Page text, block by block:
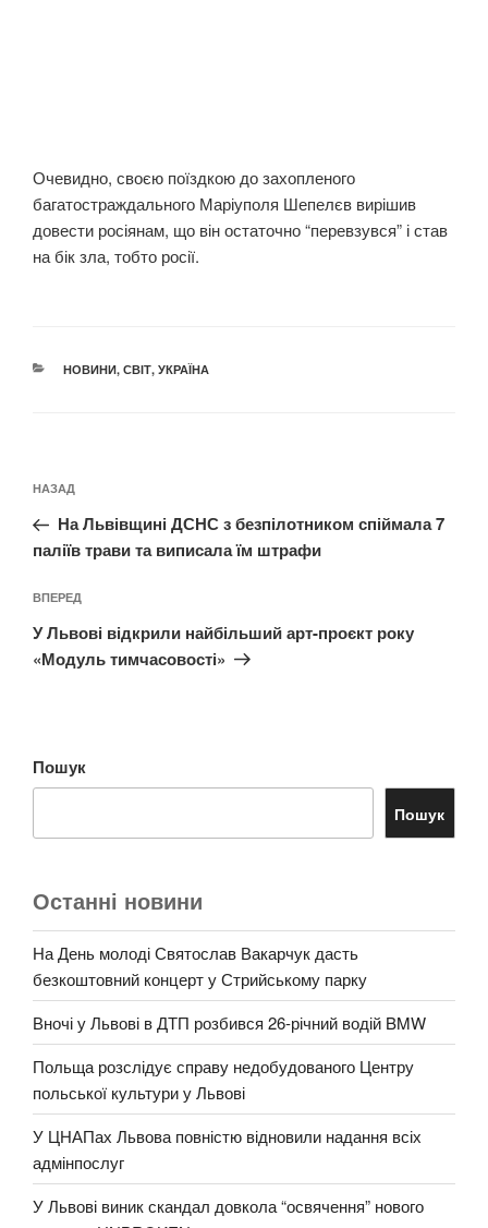
Очевидно, своєю поїздкою до захопленого
багатостраждального Маріуполя Шепелєв вирішив
довести росіянам, що він остаточно “перевзувся” і став
на бік зла, тобто росії.
КАТЕГОРІЇ
НОВИНИ, СВІТ, УКРАЇНА
записів
Попередній
запис:
НАЗАД
На Львівщині ДСНС з безпілотником спіймала 7
паліїв трави та виписала їм штрафи
Наступний
запис
ВПЕРЕД
У Львові відкрили найбільший арт-проєкт року
«Модуль тимчасовості»
Пошук
Пошук
Останні новини
На День молоді Святослав Вакарчук дасть
безкоштовний концерт у Стрийському парку
Вночі у Львові в ДТП розбився 26-річний водій BMW
Польща розслідує справу недобудованого Центру
польської культури у Львові
У ЦНАПах Львова повністю відновили надання всіх
адмінпослуг
У Львові виник скандал довкола “освячення” нового